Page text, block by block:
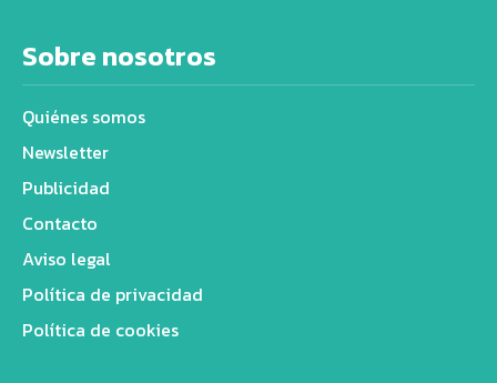
Sobre nosotros
Quiénes somos
Newsletter
Publicidad
Contacto
Aviso legal
Política de privacidad
Política de cookies